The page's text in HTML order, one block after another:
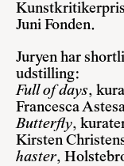
Juni Fonden.
Juryen har
udstilling:
Full of days,
Francesca
Butterfly,
Kirsten
haster,